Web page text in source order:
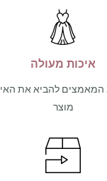
איכות מעולה
המאמצים להביא את
מוצר